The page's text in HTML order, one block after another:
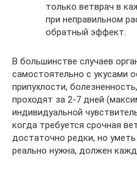
только ветврач в
при неправильном
обратный эффект.
В большинстве случаев
самостоятельно с укусами
припухлости,
проходят за 2-7 дней
индивидуальной
когда требуется срочная
достаточно редки, но
реально нужна, должен